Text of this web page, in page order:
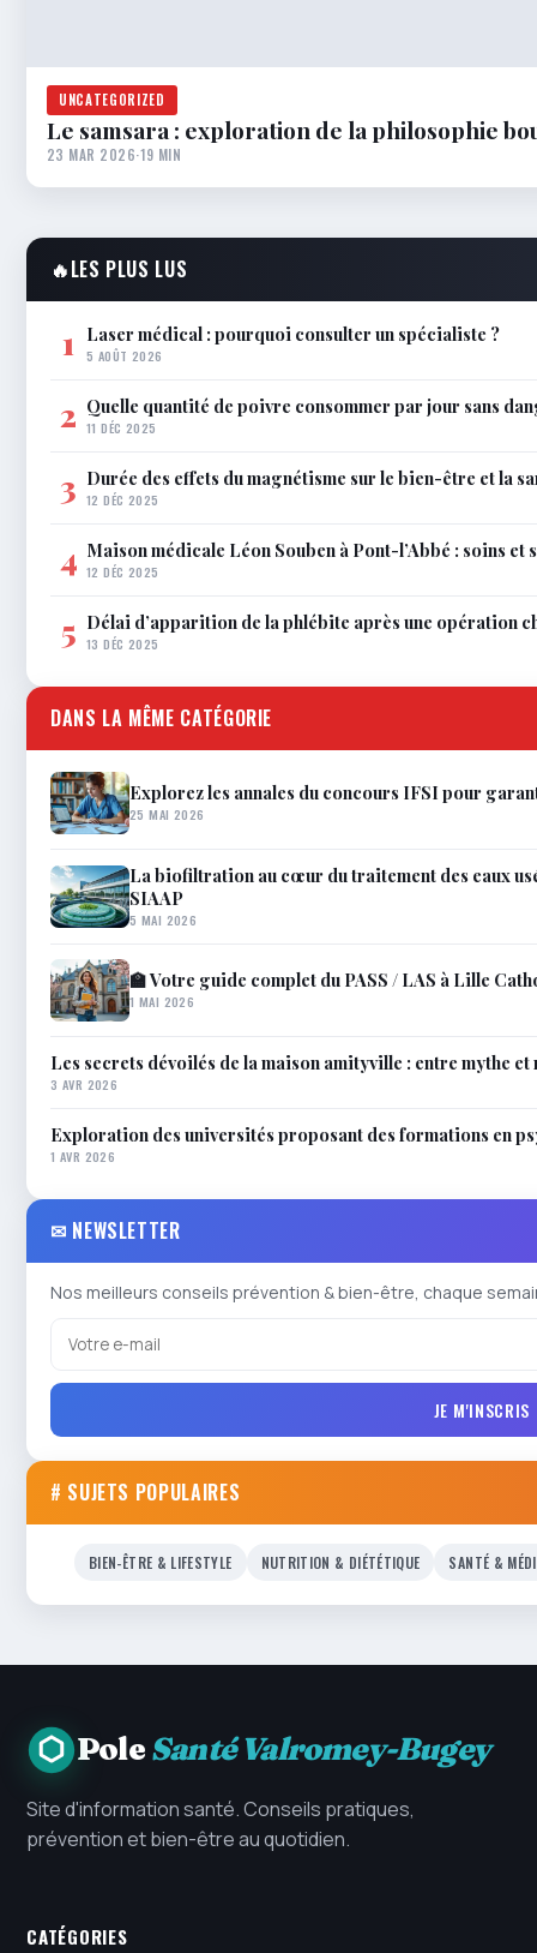
UNCATEGORIZED
Le samsara : exploration de la philosophie
23 MAR 2026·19 MIN
🔥LES PLUS LUS
1 Laser médical : pourquoi consulter un spécialiste ?
5 AOÛT 2026
2 Quelle quantité de poivre consommer par jour sans
11 DÉC 2025
3 Durée des effets du magnétisme sur le bien-être et la
12 DÉC 2025
4 Maison médicale Léon Souben à Pont-l’Abbé : soins et
12 DÉC 2025
5 Délai d’apparition de la phlébite après une opération
13 DÉC 2025
DANS LA MÊME CATÉGORIE
Explorez les annales du concours IFSI pour
25 MAI 2026
La biofiltration au cœur du traitement des eaux
SIAAP
5 MAI 2026
🏫 Votre guide complet du PASS / LAS à Lille
1 MAI 2026
Les secrets dévoilés de la maison amityville : entre mythe
3 AVR 2026
Exploration des universités proposant des formations en
1 AVR 2026
✉ NEWSLETTER
Nos meilleurs conseils prévention & bien-être, chaque
JE M'INSCRIS
# SUJETS POPULAIRES
BIEN-ÊTRE & LIFESTYLE NUTRITION & DIÉTÉTIQUE SANTÉ &
PoleSanté Valromey-Bugey
Site d'information santé. Conseils pratiques,
prévention et bien-être au quotidien.
CATÉGORIES